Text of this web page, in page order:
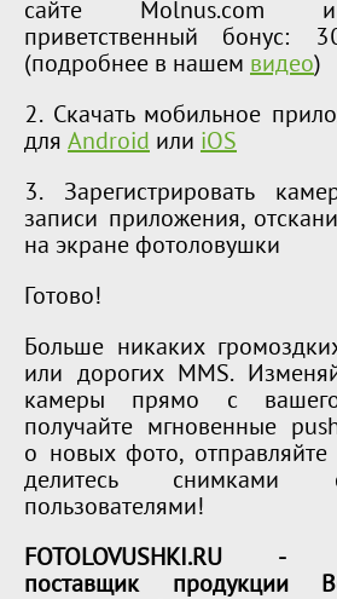
сайте Molnus.com
приветственный бонус:
(подробнее в нашем видео)
2. Скачать мобильное
для Android или iOS
3. Зарегистрировать
записи приложения,
на экране фотоловушки
Готово!
Больше никаких
или дорогих MMS.
камеры прямо с
получайте мгновенные
о новых фото, отправляйте
делитесь снимками
пользователями!
FOTOLOVUSHKI.RU -
поставщик продукции